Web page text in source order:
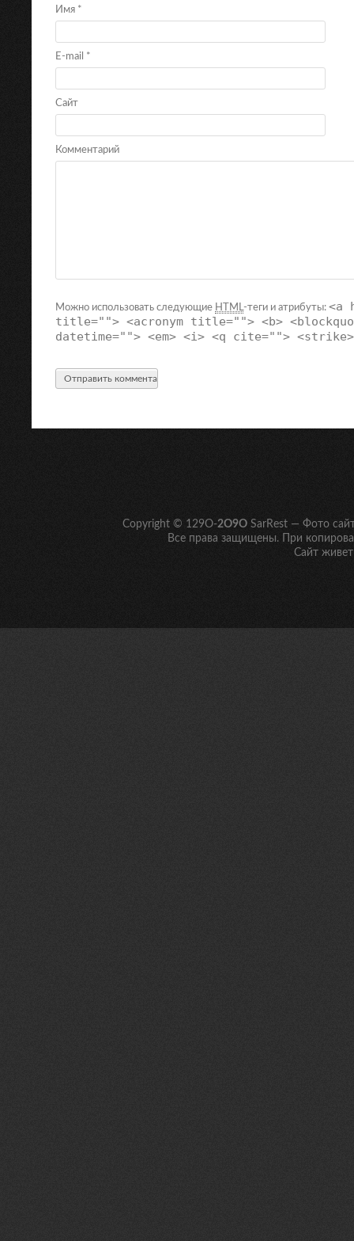
Имя *
E-mail *
Сайт
Комментарий
Можно использовать следующие HTML-теги и атрибуты: <a
title=""> <acronym title=""> <b>
datetime=""> <em> <i> <q cite="">
Copyright © 129O-2O9O SarRest — Фото
Все права защищены. При
Сайт живет